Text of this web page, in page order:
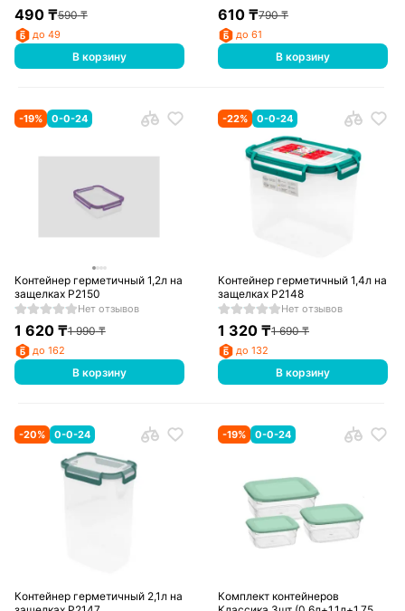
490₸590₸
до 49
В корзину
610 ₸790₸
до 61
В корзину
-19% 0-0-24
Контейнер герметичный 1,2л на
защелках Р2150
Нет отзывов
1 620₸1 990₸
до 162
В корзину
-22% 0-0-24
Контейнер герметичный 1,4л на
защелках Р2148
Нет отзывов
1 320 ₸1 690₸
до 132
В корзину
-20% 0-0-24
Контейнер герметичный 2,1л на
-19% 0-0-24
Комплект контейнеров